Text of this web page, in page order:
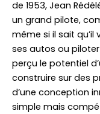
de 1953, Jean
un grand pilote,
même si il sait
ses autos ou
perçu le potentiel
construire sur des
d’une conception
simple mais